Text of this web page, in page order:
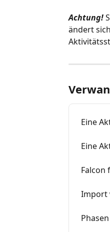
Achtung!
ändert
Eine
Eine
Falcon
Import